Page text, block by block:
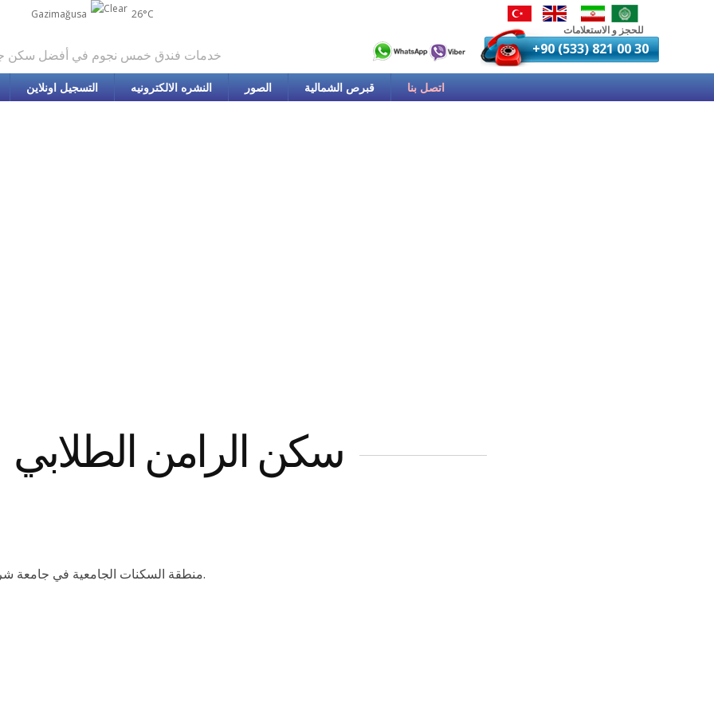
خدمات فندق خمس نجوم في أفضل سكن
Gazimağusa
26°C
للحجز و الاستعلامات
+90 (533) 821 00 30
التسجيل اونلاين النشره الالكترونيه الصور قبرص الشمالية اتصل بنا
سكن الرامن الطلابي
منطقة السكنات الجامعية في جامعة شرق البحر المتوسط, فاماغوستا, جمهورية شمال قبرص التركية.